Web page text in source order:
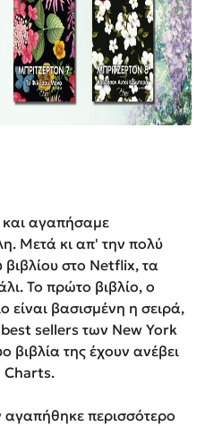
αγαπήσαμε
Μετά κι απ' την πολύ
στο Netflix, τα
Το πρώτο βιβλίο, ο
είναι βασισμένη η σειρά,
sellers των New York
βιβλία της έχουν ανέβει
Charts.
αγαπήθηκε περισσότερο